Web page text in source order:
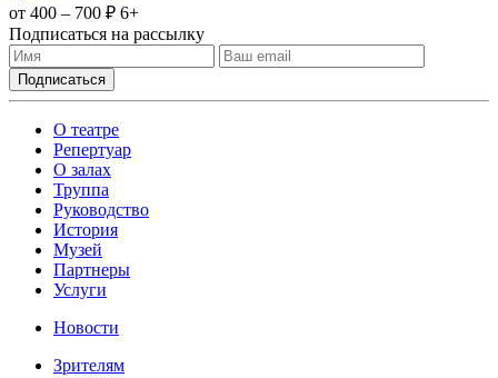
от 400 – 700 ₽ 6+
Подписаться на рассылку
О театре
Репертуар
О залах
Труппа
Руководство
История
Музей
Партнеры
Услуги
Новости
Зрителям